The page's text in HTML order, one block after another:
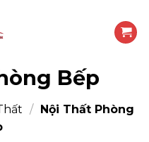
Bếp
/
Nội Thất Phòng